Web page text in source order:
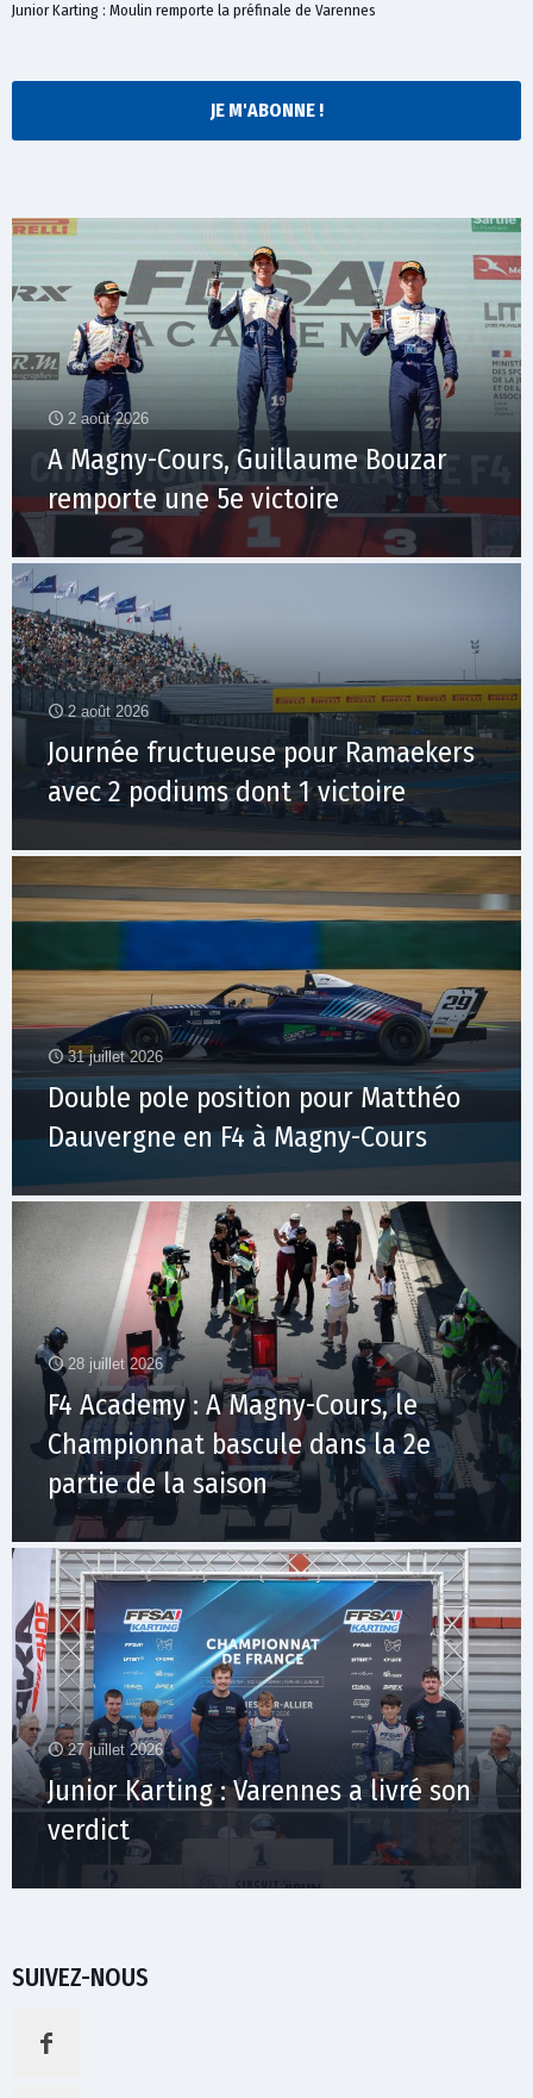
Junior Karting : Moulin remporte la préfinale de Varennes
JE M'ABONNE !
2 août 2026
A Magny-Cours, Guillaume Bouzar
remporte une 5e victoire
2 août 2026
Journée fructueuse pour Ramaekers
avec 2 podiums dont 1 victoire
31 juillet 2026
Double pole position pour Matthéo
Dauvergne en F4 à Magny-Cours
28 juillet 2026
F4 Academy : A Magny-Cours, le
Championnat bascule dans la 2e
partie de la saison
27 juillet 2026
Junior Karting : Varennes a livré son
verdict
SUIVEZ-NOUS